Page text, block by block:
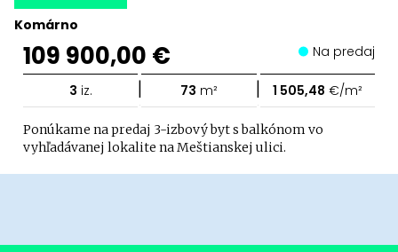
Komárno
109 900,00 € Na predaj
3 iz. | 73 m² | 1 505,48 €/m²
Ponúkame na predaj 3-izbový byt s balkónom vo
vyhľadávanej lokalite na Meštianskej ulici.